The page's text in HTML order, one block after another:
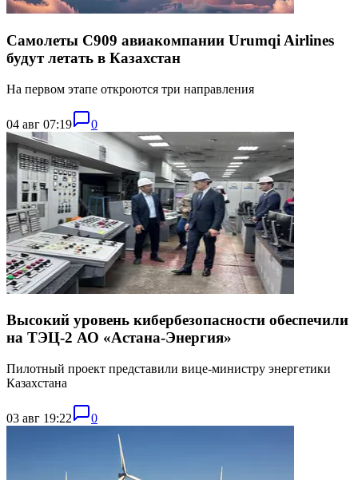
Самолеты C909 авиакомпании Urumqi Airlines
будут летать в Казахстан
На первом этапе откроются три направления
04 авг 07:19 0
Высокий уровень кибербезопасности обеспечили
на ТЭЦ-2 АО «Астана-Энергия»
Пилотный проект представили вице-министру энергетики
Казахстана
03 авг 19:22 0